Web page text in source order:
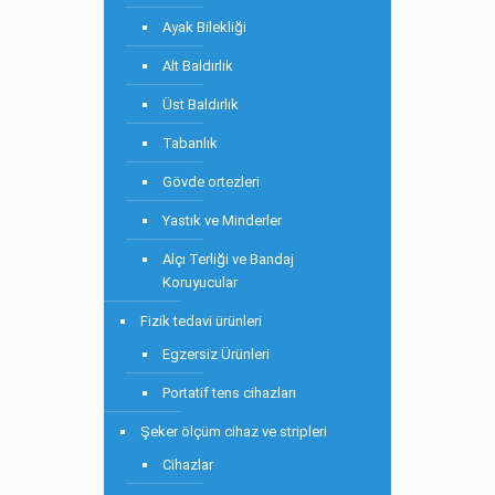
Ayak Bilekliği
Alt Baldırlık
Üst Baldırlık
Tabanlık
Gövde ortezleri
Yastık ve Minderler
Alçı Terliği ve Bandaj
Koruyucular
Fizik tedavi ürünleri
Egzersiz Ürünleri
Portatif tens cihazları
Şeker ölçüm cihaz ve stripleri
Cihazlar